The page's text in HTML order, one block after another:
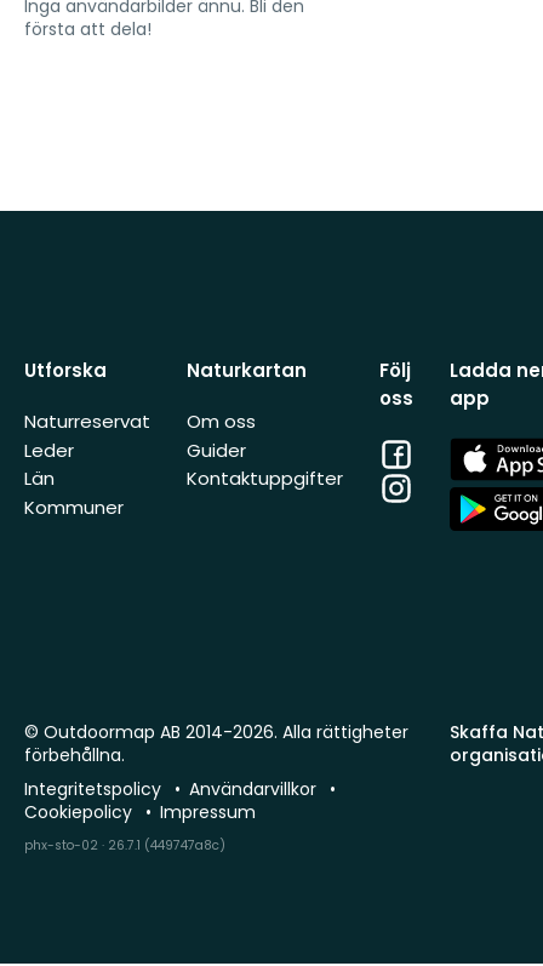
Inga användarbilder ännu. Bli den
första att dela!
Utforska
Naturreservat
Leder
Län
Kommuner
Naturkartan
Om oss
Guider
Kontaktuppgifter
Följ
oss
Facebook
Instagram
Ladda
app
App
Store
App
Store
Skaffa
© Outdoormap AB 2014-2026. Alla rättigheter
förbehållna.
Integritetspolicy
Användarvillkor
Cookiepolicy
Impressum
phx-sto-02 · 26.7.1 (449747a8c)